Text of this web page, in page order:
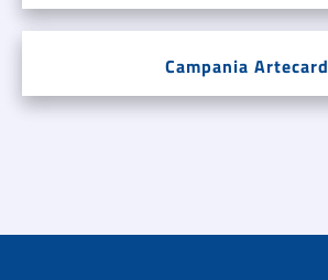
Campania Artecard